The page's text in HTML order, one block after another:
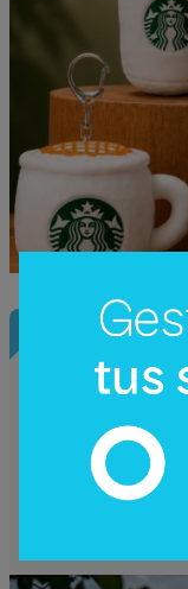
InfoConstrucción
¿Una
Reactivan
Corpus
4.200